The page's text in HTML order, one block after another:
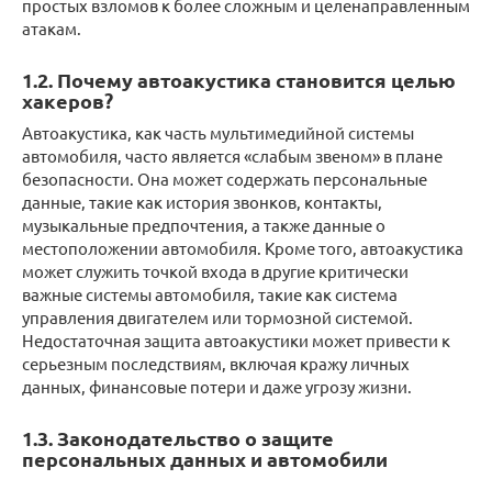
простых взломов к более сложным и целенаправленным
атакам.
1.2. Почему автоакустика становится целью
хакеров?
Автоакустика, как часть мультимедийной системы
автомобиля, часто является «слабым звеном» в плане
безопасности. Она может содержать персональные
данные, такие как история звонков, контакты,
музыкальные предпочтения, а также данные о
местоположении автомобиля. Кроме того, автоакустика
может служить точкой входа в другие критически
важные системы автомобиля, такие как система
управления двигателем или тормозной системой.
Недостаточная защита автоакустики может привести к
серьезным последствиям, включая кражу личных
данных, финансовые потери и даже угрозу жизни.
1.3. Законодательство о защите
персональных данных и автомобили